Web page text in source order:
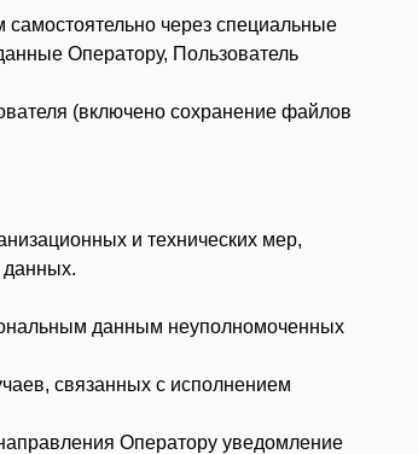
через специальные
Оператору, Пользователь
(включено сохранение файлов
и технических мер,
данных.
данным неуполномоченных
связанных с исполнением
Оператору уведомление